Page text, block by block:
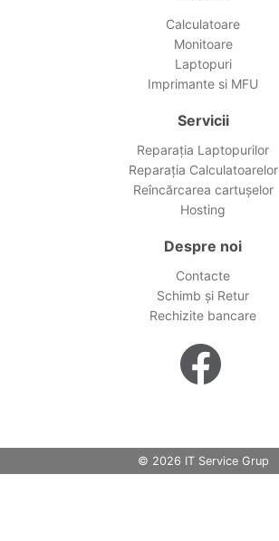
Calculatoare
Monitoare
Laptopuri
Imprimante si MFU
Servicii
Reparația Laptopurilor
Reparația Calculatoarelor
Reîncărcarea cartușelor
Hosting
Despre noi
Contacte
Schimb și Retur
Rechizite bancare
© 2026 IT Service Grup